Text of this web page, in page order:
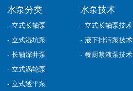
水泵分类
- 立式长轴泵
- 立式湿坑泵
- 长轴深井泵
- 立式涡轮泵
- 立式透平泵
水泵技术
- 立式长轴泵技术
- 液下排污泵技术
- 餐厨浆液泵技术